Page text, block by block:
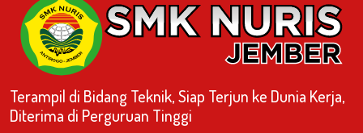
Terampil di Bidang Teknik, Siap Terjun ke Dunia Kerja,
Diterima di Perguruan Tinggi